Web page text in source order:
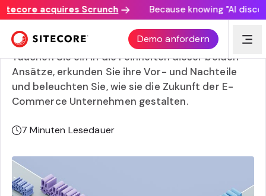
acquires Scrunch Because knowing "AI
Demo anfordern
Headless E-Commerce vs. Microservices
Tauchen Sie ein in die Feinheiten dieser beiden
Ansätze, erkunden Sie ihre Vor- und Nachteile
und beleuchten Sie, wie sie die Zukunft der E-
Commerce Unternehmen gestalten.
7 Minuten Lesedauer